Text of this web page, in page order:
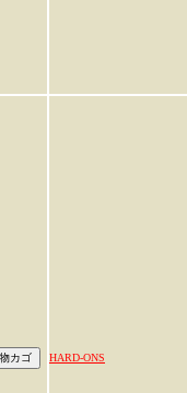
HARD-ONS